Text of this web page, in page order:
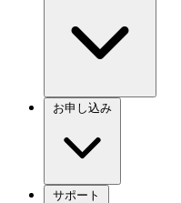
お申し込み
サポート